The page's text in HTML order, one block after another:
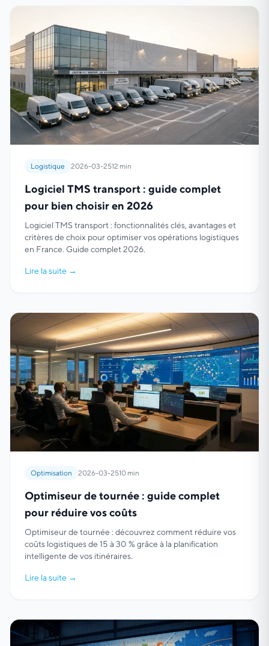
Logistique 2026-03-2512 min
Logiciel TMS transport : guide complet
pour bien choisir en 2026
Logiciel TMS transport : fonctionnalités clés, avantages et
critères de choix pour optimiser vos opérations logistiques
en France. Guide complet 2026.
Lire la suite →
Optimisation 2026-03-2510 min
Optimiseur de tournée : guide complet
pour réduire vos coûts
Optimiseur de tournée : découvrez comment réduire vos
coûts logistiques de 15 à 30 % grâce à la planification
intelligente de vos itinéraires.
Lire la suite →